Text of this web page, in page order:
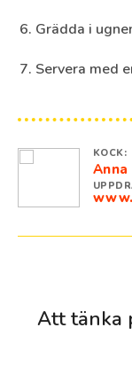
Grädda i
Servera med
KOCK:
Anna
Att tänka